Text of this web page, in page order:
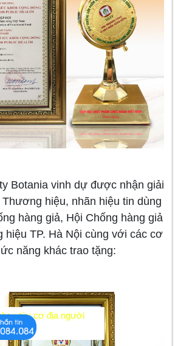
Botania vinh dự được nhận giải
hiệu, nhãn hiệu tin dùng
hàng giả, Hội Chống hàng giả
hiệu TP. Hà Nội cùng với các cơ
năng khác trao tặng:
tùy cơ địa người